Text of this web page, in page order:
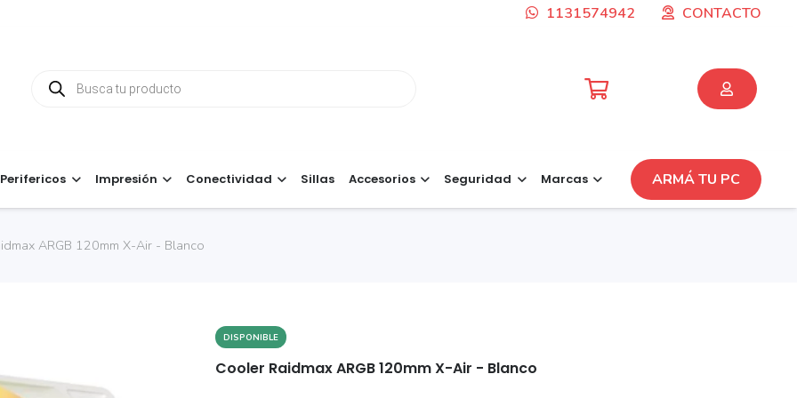
1131574942 CONTACTO
Búsqueda
de
Perifericos Impresión Conectividad Sillas Accesorios Seguridad Marcas ARMÁ TU PC
ARGB 120mm X-Air - Blanco
DISPONIBLE
Cooler Raidmax ARGB 120mm X-Air - Blanco